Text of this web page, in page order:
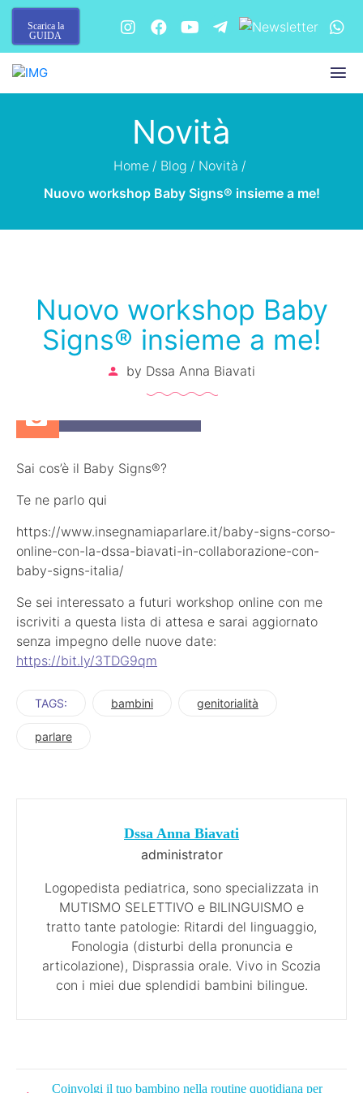
Scarica la
GUIDA
Novità
Home / Blog / Novità /
Nuovo workshop Baby Signs® insieme a me!
Nuovo workshop Baby
Signs® insieme a me!
by Dssa Anna Biavati
Sai cos’è il Baby Signs®?
Te ne parlo qui
https://www.insegnamiaparlare.it/baby-signs-corso-
online-con-la-dssa-biavati-in-collaborazione-con-
baby-signs-italia/
Se sei interessato a futuri workshop online con me
iscriviti a questa lista di attesa e sarai aggiornato
senza impegno delle nuove date:
https://bit.ly/3TDG9qm
TAGS: bambini genitorialità
parlare
Dssa Anna Biavati
administrator
Logopedista pediatrica, sono specializzata in
MUTISMO SELETTIVO e BILINGUISMO e
tratto tante patologie: Ritardi del linguaggio,
Fonologia (disturbi della pronuncia e
articolazione), Disprassia orale. Vivo in Scozia
con i miei due splendidi bambini bilingue.
Coinvolgi il tuo bambino nella routine quotidiana per